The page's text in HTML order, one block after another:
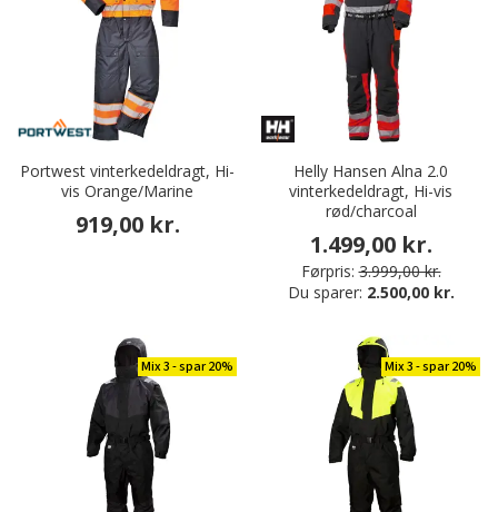
Portwest vinterkedeldragt, Hi-
vis Orange/Marine
919,00 kr.
Helly Hansen Alna 2.0
vinterkedeldragt, Hi-vis
rød/charcoal
1.499,00 kr.
Førpris: 3.999,00 kr.
Du sparer: 2.500,00 kr.
Mix 3 - spar 20% Mix 3 - spar 20%